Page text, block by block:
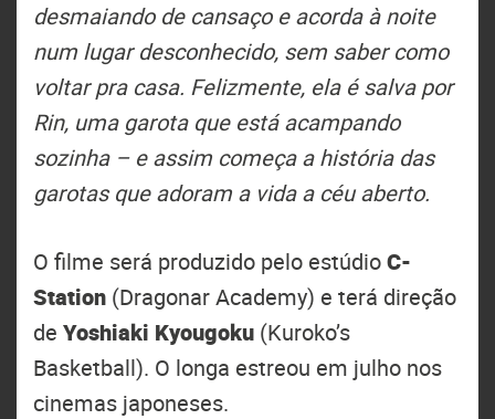
desmaiando de cansaço e acorda à noite
num lugar desconhecido, sem saber como
voltar pra casa. Felizmente, ela é salva por
Rin, uma garota que está acampando
sozinha – e assim começa a história das
garotas que adoram a vida a céu aberto.
O filme será produzido pelo estúdioC-
Station (Dragonar Academy) e terá direção
de Yoshiaki Kyougoku (Kuroko’s
Basketball). O longa estreou em julho nos
cinemas japoneses.